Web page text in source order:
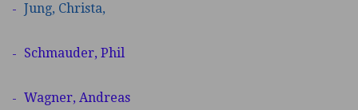
Jung, Christa,
Schmauder, Phil
Wagner, Andreas